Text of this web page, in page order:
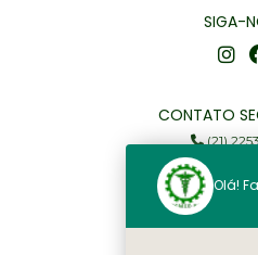
SIGA-
CONTATO
(21)
(21)
Olá!